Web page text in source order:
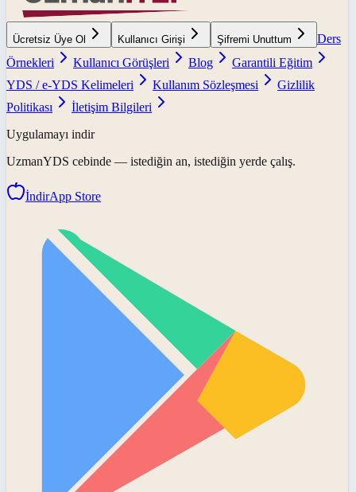
Ücretsiz Üye Ol Kullanıcı Girişi Şifremi Unuttum
Ders
Örnekleri
Kullanıcı Görüşleri Blog
Garantili Eğitim
YDS / e-YDS Kelimeleri
Kullanım Sözleşmesi
Gizlilik
Politikası
İletişim Bilgileri
Uygulamayı indir
UzmanYDS cebinde — istediğin an, istediğin yerde çalış.
İndirApp Store